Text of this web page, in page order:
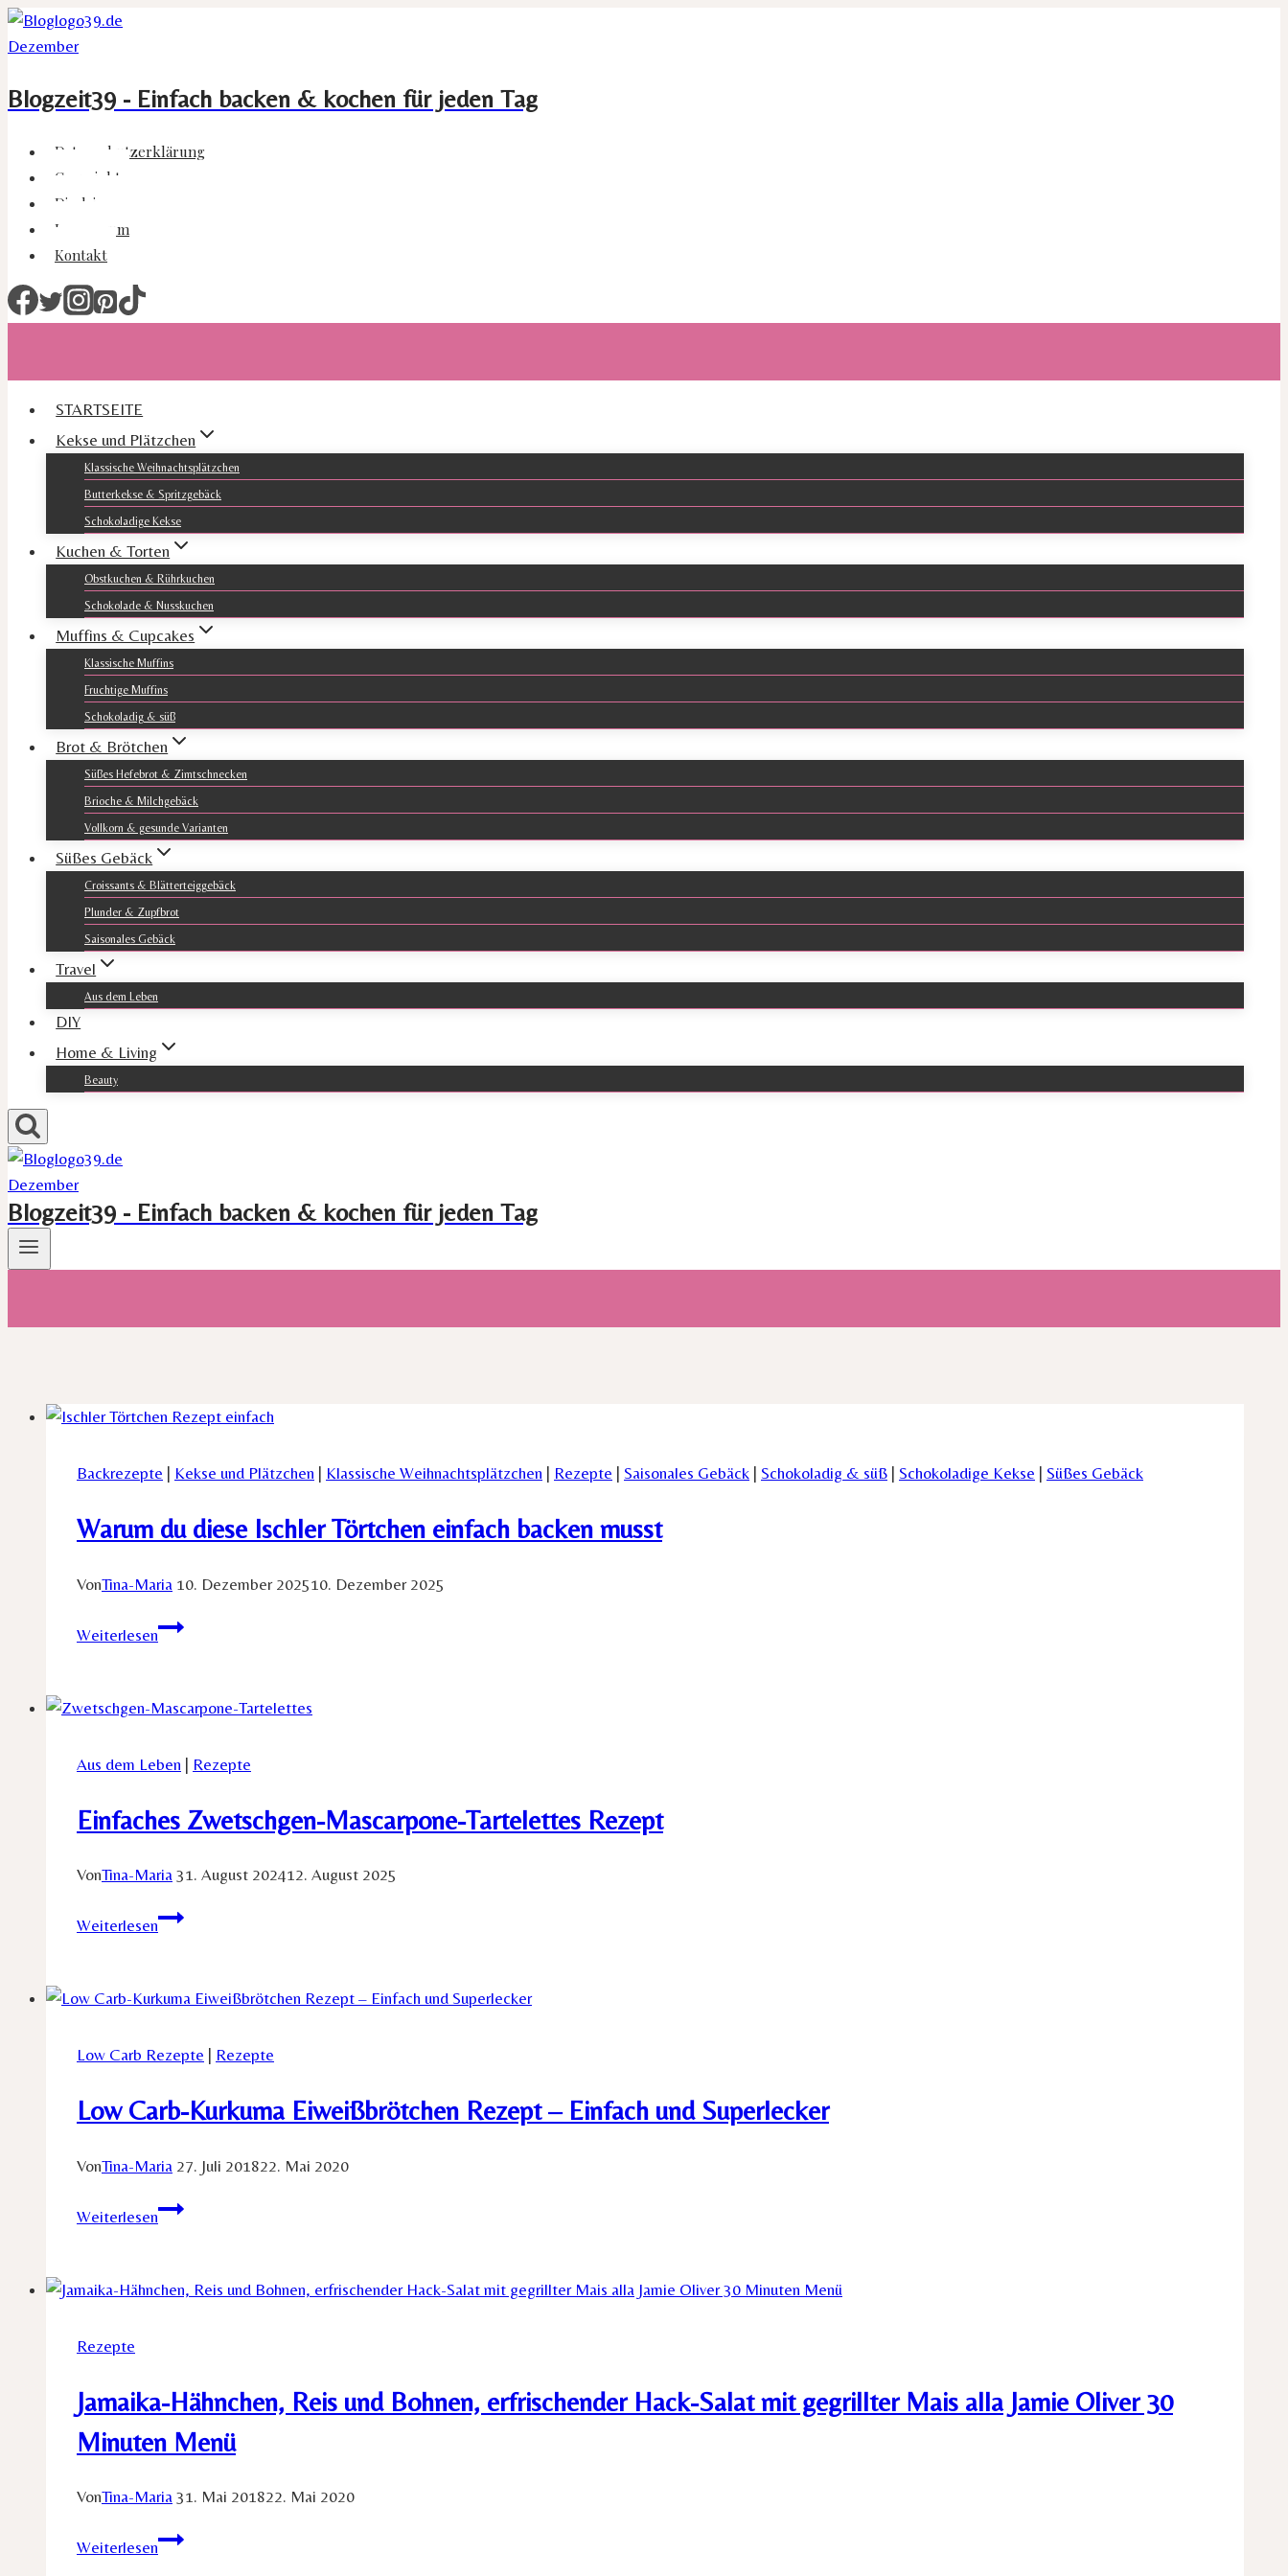
Zum
Inhalt
Blogzeit39 - Einfach backen & kochen für jeden Tag
Datenschutzerklärung
Copyright
Disclaimer
Impressum
Kontakt
STARTSEITE
Kekse und Plätzchen
Klassische Weihnachtsplätzchen
Butterkekse & Spritzgebäck
Schokoladige Kekse
Kuchen & Torten
Obstkuchen & Rührkuchen
Schokolade & Nusskuchen
Muffins & Cupcakes
Klassische Muffins
Fruchtige Muffins
Schokoladig & süß
Brot & Brötchen
Süßes Hefebrot & Zimtschnecken
Brioche & Milchgebäck
Vollkorn & gesunde Varianten
Süßes Gebäck
Croissants & Blätterteiggebäck
Plunder & Zupfbrot
Saisonales Gebäck
Travel
Aus dem Leben
DIY
Home & Living
Beauty
Blogzeit39 - Einfach backen & kochen für jeden Tag
Backrezepte Kekse und Plätzchen Klassische Weihnachtsplätzchen Rezepte Saisonales Gebäck Schokoladig & süß Schokoladige Kekse Süßes Gebäck
Warum du diese Ischler Törtchen einfach backen musst
VonTina-Maria 10. Dezember 202510. Dezember 2025
WeiterlesenWarum
Ischler
einfach
backen
musst
Aus dem Leben | Rezepte
Einfaches Zwetschgen-Mascarpone-Tartelettes Rezept
VonTina-Maria 31. August 202412. August 2025
WeiterlesenEinfaches
Tartelettes
Low Carb Rezepte
Rezepte
Low Carb-Kurkuma Eiweißbrötchen Rezept – Einfach und Superlecker
VonTina-Maria 27. Juli 201822. Mai 2020
WeiterlesenLow
Eiweißbrötchen
und
Superlecker
Rezepte
Jamaika-Hähnchen, Reis und Bohnen, erfrischender Hack-Salat mit gegrillter Mais alla Jamie Oliver 30
Minuten Menü
VonTina-Maria 31. Mai 201822. Mai 2020
WeiterlesenJamaika-